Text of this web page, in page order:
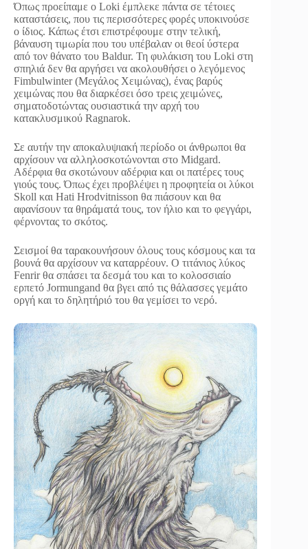
Όπως προείπαμε ο Loki έμπλεκε πάντα σε τέτοιες
καταστάσεις, που τις περισσότερες φορές υποκινούσε
ο ίδιος. Κάπως έτσι επιστρέφουμε στην τελική,
βάναυση τιμωρία που του υπέβαλαν οι θεοί ύστερα
από τον θάνατο του Baldur. Τη φυλάκιση του Loki στη
σπηλιά δεν θα αργήσει να ακολουθήσει ο λεγόμενος
Fimbulwinter (Μεγάλος Χειμώνας), ένας βαρύς
χειμώνας που θα διαρκέσει όσο τρεις χειμώνες,
σηματοδοτώντας ουσιαστικά την αρχή του
κατακλυσμικού Ragnarok.
Σε αυτήν την αποκαλυψιακή περίοδο οι άνθρωποι θα
αρχίσουν να αλληλοσκοτώνονται στο Midgard.
Αδέρφια θα σκοτώνουν αδέρφια και οι πατέρες τους
γιούς τους. Όπως έχει προβλέψει η προφητεία οι λύκοι
Skoll και Hati Hrodvitnisson θα πιάσουν και θα
αφανίσουν τα θηράματά τους, τον ήλιο και το φεγγάρι,
φέρνοντας το σκότος.
Σεισμοί θα ταρακουνήσουν όλους τους κόσμους και τα
βουνά θα αρχίσουν να καταρρέουν. Ο τιτάνιος λύκος
Fenrir θα σπάσει τα δεσμά του και το κολοσσιαίο
ερπετό Jormungand θα βγει από τις θάλασσες γεμάτο
οργή και το δηλητήριό του θα γεμίσει το νερό.